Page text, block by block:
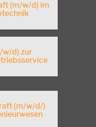
(m/w/d) im
w/d) zur
(m/w/d/)